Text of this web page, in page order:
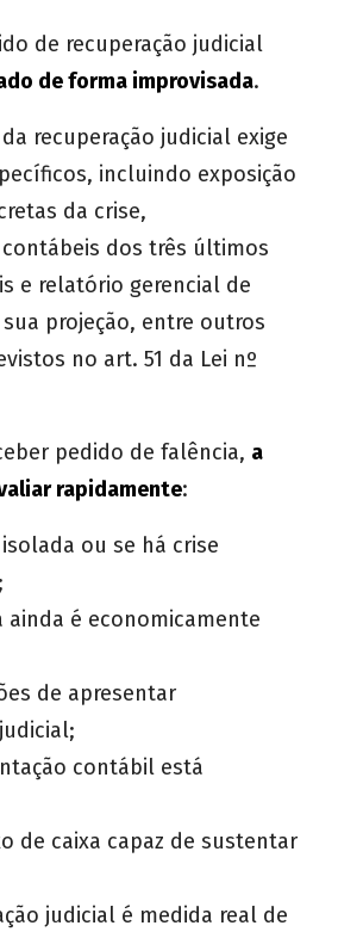
de recuperação judicial
de forma improvisada.
recuperação judicial exige
incluindo exposição
da crise,
dos três últimos
e relatório gerencial de
projeção, entre outros
no art. 51 da Lei nº
pedido de falência, a
rapidamente:
ou se há crise
ainda é economicamente
de apresentar
contábil está
de caixa capaz de sustentar
judicial é medida real de